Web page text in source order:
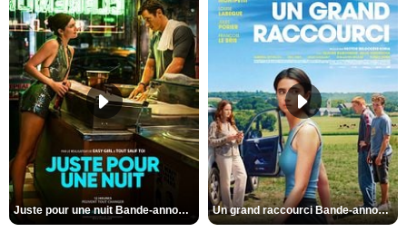
Juste pour une nuit Bande-annonce VO STFR Un grand raccourci Bande-annonce VF